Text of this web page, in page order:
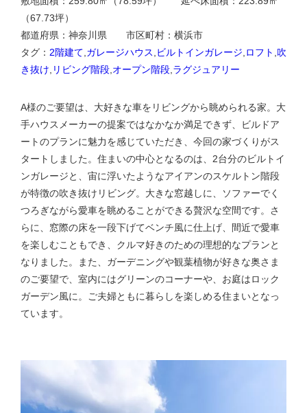
（67.73坪）
都道府県：神奈川県 市区町村：横浜市
タグ： 2階建て ガレージハウス ビルトインガレージ ロフト 吹
き抜け リビング階段 オープン階段 ラグジュアリー
A様のご要望は、大好きな車をリビングから眺められる家。大
手ハウスメーカーの提案ではなかなか満足できず、ビルドア
ートのプランに魅力を感じていただき、今回の家づくりがス
タートしました。住まいの中心となるのは、2台分のビルトイ
ンガレージと、宙に浮いたようなアイアンのスケルトン階段
が特徴の吹き抜けリビング。大きな窓越しに、ソファーでく
つろぎながら愛車を眺めることができる贅沢な空間です。さ
らに、窓際の床を一段下げてベンチ風に仕上げ、間近で愛車
を楽しむこともでき、クルマ好きのための理想的なプランと
なりました。また、ガーデニングや観葉植物が好きな奥さま
のご要望で、室内にはグリーンのコーナーや、お庭はロック
ガーデン風に。ご夫婦ともに暮らしを楽しめる住まいとなっ
ています。